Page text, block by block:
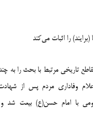
را اثبات می‌کند
تاریخی مرتبط با بحث را به
وفاداری مردم پس از
با امام حسن(ع) بیعت شد و